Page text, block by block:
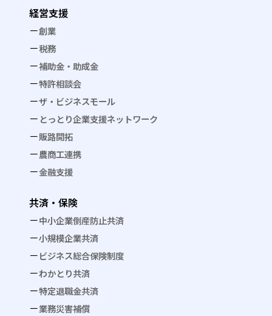
経営支援
創業
税務
補助金・助成金
特許相談会
ザ・ビジネスモール
とっとり企業支援ネットワーク
販路開拓
農商工連携
金融支援
共済・保険
中小企業倒産防止共済
小規模企業共済
ビジネス総合保険制度
わかとり共済
特定退職金共済
業務災害補償